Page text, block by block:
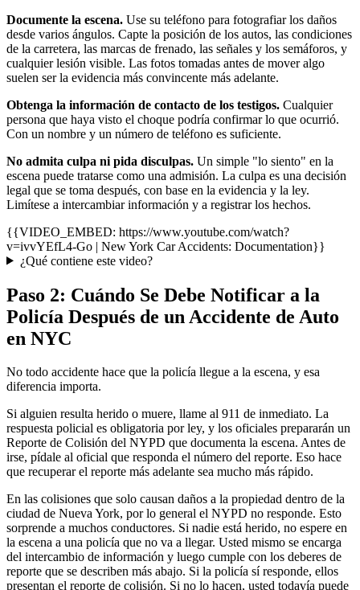
Documente la escena. Use su teléfono para fotografiar los daños
desde varios ángulos. Capte la posición de los autos, las condiciones
de la carretera, las marcas de frenado, las señales y los semáforos, y
cualquier lesión visible. Las fotos tomadas antes de mover algo
suelen ser la evidencia más convincente más adelante.
Obtenga la información de contacto de los testigos. Cualquier
persona que haya visto el choque podría confirmar lo que ocurrió.
Con un nombre y un número de teléfono es suficiente.
No admita culpa ni pida disculpas. Un simple "lo siento" en la
escena puede tratarse como una admisión. La culpa es una decisión
legal que se toma después, con base en la evidencia y la ley.
Limítese a intercambiar información y a registrar los hechos.
{{VIDEO_EMBED: https://www.youtube.com/watch?
v=ivvYEfL4-Go | New York Car Accidents: Documentation}}
¿Qué contiene este video?
Paso 2: Cuándo Se Debe Notificar a la
Policía Después de un Accidente de Auto
en NYC
No todo accidente hace que la policía llegue a la escena, y esa
diferencia importa.
Si alguien resulta herido o muere, llame al 911 de inmediato. La
respuesta policial es obligatoria por ley, y los oficiales prepararán un
Reporte de Colisión del NYPD que documenta la escena. Antes de
irse, pídale al oficial que responda el número del reporte. Eso hace
que recuperar el reporte más adelante sea mucho más rápido.
En las colisiones que solo causan daños a la propiedad dentro de la
ciudad de Nueva York, por lo general el NYPD no responde. Esto
sorprende a muchos conductores. Si nadie está herido, no espere en
la escena a una policía que no va a llegar. Usted mismo se encarga
del intercambio de información y luego cumple con los deberes de
reporte que se describen más abajo. Si la policía sí responde, ellos
presentan el reporte de colisión. Si no lo hacen, usted todavía puede